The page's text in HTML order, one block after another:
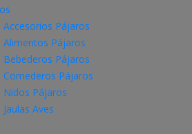
Accesorios Pájaros
Alimentos Pájaros
Bebederos Pájaros
Comederos Pájaros
Nidos Pájaros
Jaulas Aves